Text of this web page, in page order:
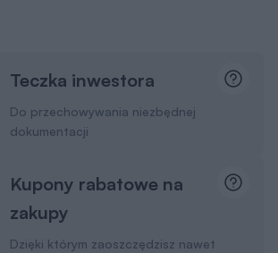
Teczka inwestora
Do przechowywania niezbędnej
dokumentacji
Kupony rabatowe na
zakupy
Dzięki którym zaoszczędzisz nawet